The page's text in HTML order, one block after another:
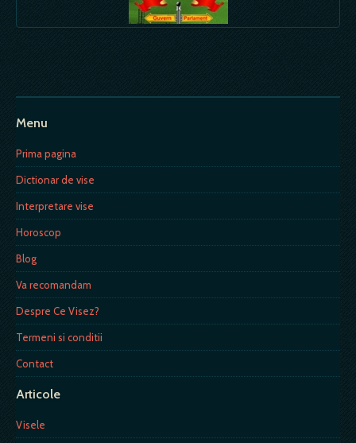
Menu
Prima pagina
Dictionar de vise
Interpretare vise
Horoscop
Blog
Va recomandam
Despre Ce Visez?
Termeni si conditii
Contact
Articole
Visele